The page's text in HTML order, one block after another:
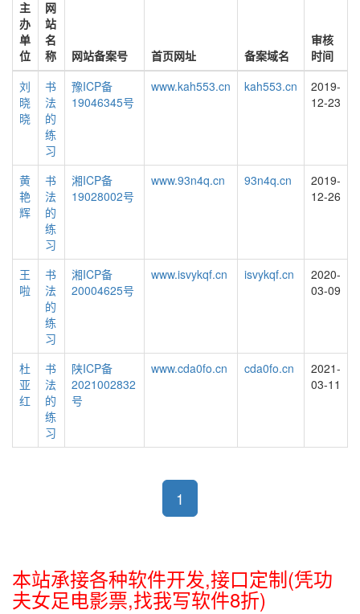
主
办
单
位
网
站
名
称
网站备案号 首页网址 备案域名
审核
时间
刘
晓
晓
书
法
的
练
习
豫ICP备
19046345号
www.kah553.cn kah553.cn
2019-
12-23
黄
艳
辉
书
法
的
练
习
湘ICP备
19028002号
www.93n4q.cn 93n4q.cn
2019-
12-26
王
啦
书
法
的
练
习
湘ICP备
20004625号
www.isvykqf.cn isvykqf.cn
2020-
03-09
杜
亚
红
书
法
的
练
习
陕ICP备
2021002832
号
www.cda0fo.cn cda0fo.cn
2021-
03-11
1
本站承接各种软件开发,接口定制(凭功
夫女足电影票,找我写软件8折)